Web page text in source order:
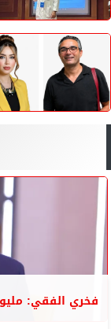
فخري الفقي: